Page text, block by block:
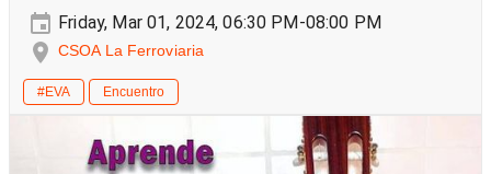
Friday, Mar 01, 2024, 06:30 PM-08:00 PM
CSOA La Ferroviaria
#EVA Encuentro